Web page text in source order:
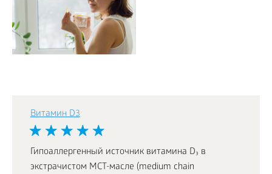
Витамин D3
Гипоаллергенный источник витамина D₃ в
экстрачистом МСТ-масле (medium chain